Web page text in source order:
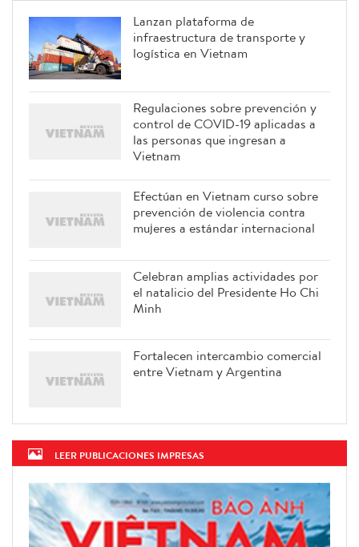
Lanzan plataforma de
infraestructura de transporte y
logística en Vietnam
Regulaciones sobre prevención y
control de COVID-19 aplicadas a
las personas que ingresan a
Vietnam
Efectúan en Vietnam curso sobre
prevención de violencia contra
mujeres a estándar internacional
Celebran amplias actividades por
el natalicio del Presidente Ho Chi
Minh
Fortalecen intercambio comercial
entre Vietnam y Argentina
LEER PUBLICACIONES IMPRESAS